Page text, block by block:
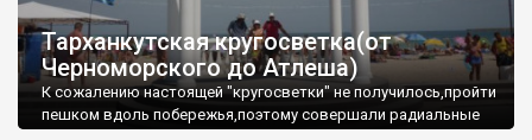
Тарханкутская кругосветка(от
Черноморского до Атлеша)
К сожалению настоящей "кругосветки" не получилось,пройти
пешком вдоль побережья,поэтому совершали радиальные